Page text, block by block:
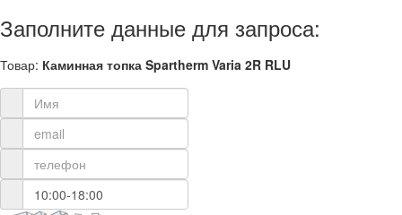
Заполните данные для запроса:
Товар: Каминная топка Spartherm Varia 2R RLU